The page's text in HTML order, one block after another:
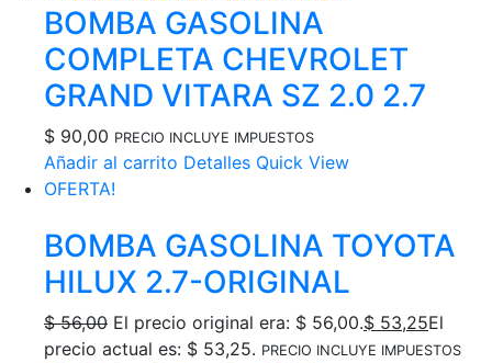
BOMBA GASOLINA
COMPLETA CHEVROLET
GRAND VITARA SZ 2.0 2.7
$ 90,00 PRECIO INCLUYE IMPUESTOS
Añadir al carrito Detalles Quick View
OFERTA!
BOMBA GASOLINA TOYOTA
HILUX 2.7-ORIGINAL
$56,00 El precio original era: $ 56,00.$ 53,25El
precio actual es: $ 53,25. PRECIO INCLUYE IMPUESTOS